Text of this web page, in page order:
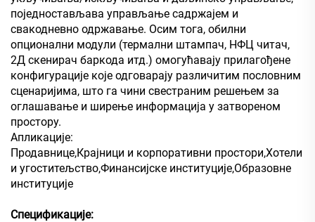
поједностављава управљање садржајем и
свакодневно одржавање. Осим тога, обилни
опционални модули (термални штампач, НФЦ читач,
2Д скенирач баркода итд.) омогућавају прилагођене
конфигурације које одговарају различитим пословним
сценаријима, што га чини свестраним решењем за
оглашавање и ширење информација у затвореном
простору.
Апликације:
Продавнице,Крајници и корпоративни простори,Хотели
и угоститељство,Финансијске институције,Образовне
институције
Спецификације: